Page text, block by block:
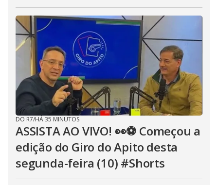
DO R7/HÁ 35 MINUTOS
ASSISTA AO VIVO! 👀⚽ Começou a
edição do Giro do Apito desta
segunda-feira (10) #Shorts